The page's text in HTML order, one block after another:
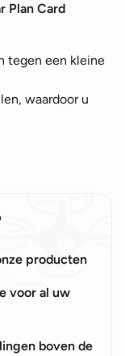
Plan Card
tegen een kleine
waardoor u
producten
voor al uw
boven de